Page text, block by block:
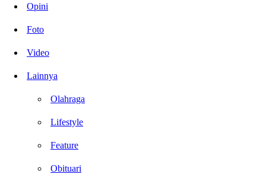
Opini
Foto
Video
Lainnya
Olahraga
Lifestyle
Feature
Obituari